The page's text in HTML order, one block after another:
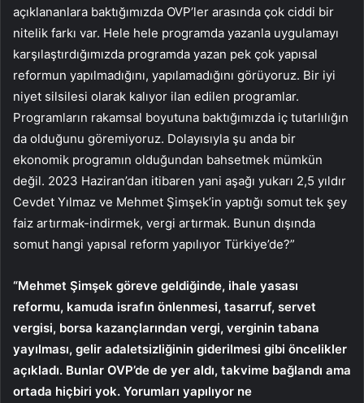
açıklananlara baktığımızda OVP’ler arasında çok ciddi bir
nitelik farkı var. Hele hele programda yazanla uygulamayı
karşılaştırdığımızda programda yazan pek çok yapısal
reformun yapılmadığını, yapılamadığını görüyoruz. Bir iyi
niyet silsilesi olarak kalıyor ilan edilen programlar.
Programların rakamsal boyutuna baktığımızda iç tutarlılığın
da olduğunu göremiyoruz. Dolayısıyla şu anda bir
ekonomik programın olduğundan bahsetmek mümkün
değil. 2023 Haziran’dan itibaren yani aşağı yukarı 2,5 yıldır
Cevdet Yılmaz ve Mehmet Şimşek’in yaptığı somut tek şey
faiz artırmak-indirmek, vergi artırmak. Bunun dışında
somut hangi yapısal reform yapılıyor Türkiye’de?”
“Mehmet Şimşek göreve geldiğinde, ihale yasası
reformu, kamuda israfın önlenmesi, tasarruf, servet
vergisi, borsa kazançlarından vergi, verginin tabana
yayılması, gelir adaletsizliğinin giderilmesi gibi öncelikler
açıkladı. Bunlar OVP’de de yer aldı, takvime bağlandı ama
ortada hiçbiri yok. Yorumları yapılıyor ne